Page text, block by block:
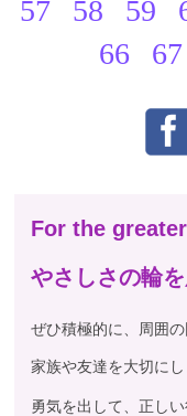
57
58 59
66
67
For the
やさしさの輪
ぜひ積極的に、周囲
家族や友達を大切にし
勇気を出して、正し